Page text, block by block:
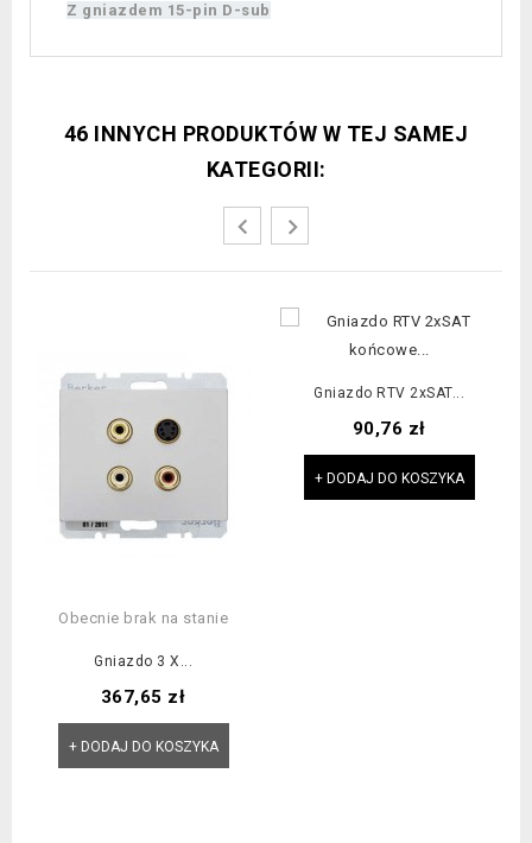
Z gniazdem 15-pin D-sub
46 INNYCH PRODUKTÓW W TEJ SAMEJ
KATEGORII:
Obecnie brak na stanie
Gniazdo 3 X...
Cena
367,65 zł
+ DODAJ DO KOSZYKA
Gniazdo RTV 2xSAT...
Cena
90,76 zł
+ DODAJ DO KOSZYKA